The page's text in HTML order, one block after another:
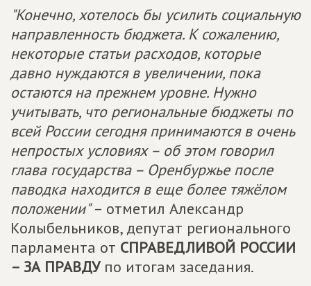
"Конечно, хотелось бы усилить социальную
направленность бюджета. К сожалению,
некоторые статьи расходов, которые
давно нуждаются в увеличении, пока
остаются на прежнем уровне. Нужно
учитывать, что региональные бюджеты по
всей России сегодня принимаются в очень
непростых условиях – об этом говорил
глава государства – Оренбуржье после
паводка находится в еще более тяжёлом
положении"– отметил Александр
Колыбельников, депутат регионального
парламента от СПРАВЕДЛИВОЙ РОССИИ
– ЗА ПРАВДУпо итогам заседания.